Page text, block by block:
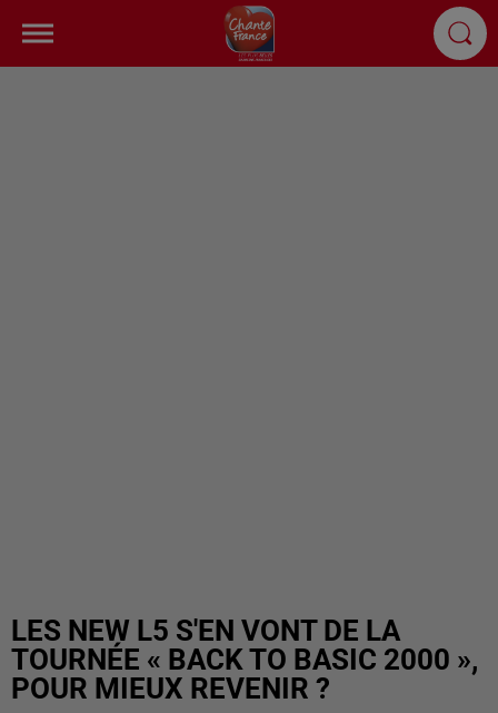
LES NEW L5 S'EN VONT DE LA
TOURNÉE « BACK TO BASIC 2000 »,
POUR MIEUX REVENIR ?